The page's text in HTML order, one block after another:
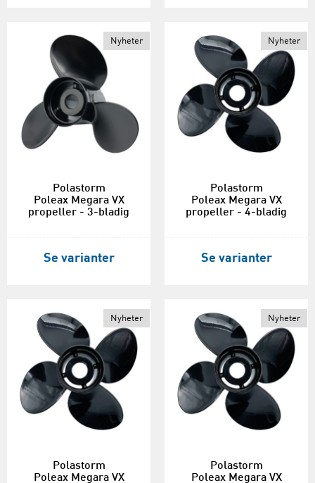
Nyheter
Polastorm
Poleax Megara VX
propeller - 3-bladig
Se varianter
Nyheter
Polastorm
Poleax Megara VX
propeller - 4-bladig
Se varianter
Nyheter
Polastorm
Poleax Megara VX
Nyheter
Polastorm
Poleax Megara VX